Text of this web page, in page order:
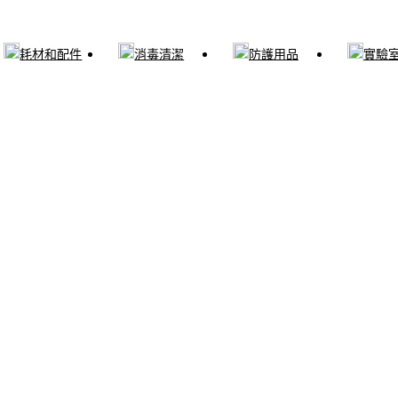
耗材和配件 消毒清潔 防護用品 實驗